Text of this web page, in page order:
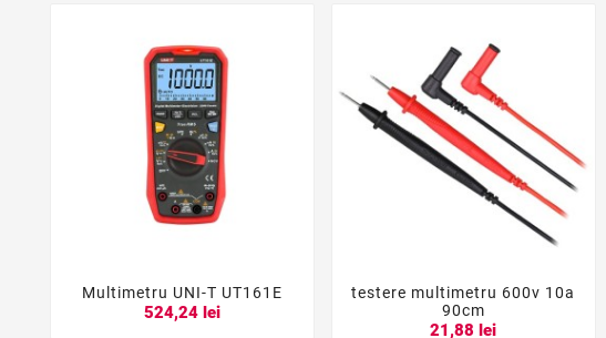

Multimetru UNI-T UT161E
524,24 lei 
testere multimetru 600v 10a
90cm
21,88 lei